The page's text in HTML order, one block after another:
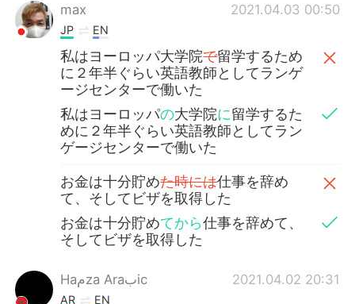
max 2021.04.03 00:50
JP EN
私はヨーロッパ大学院で留学するため
に２年半ぐらい英語教師としてランゲ
ージセンターで働いた
私はヨーロッパの大学院に留学するた
めに２年半ぐらい英語教師としてラン
ゲージセンターで働いた
お金は十分貯めた時には仕事を辞め
て、そしてビザを取得した
お金は十分貯めてから仕事を辞めて、
そしてビザを取得した
Haمza Araبic 2021.04.02 20:31
AR EN